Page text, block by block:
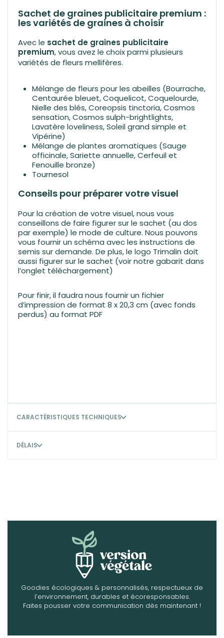
Sachet de graines publicitaire premium :
les variétés de graines à choisir
Avec le sachet de graines publicitaire
premium, vous avez le choix parmi plusieurs
variétés de fleurs mellifères.
Mélange de fleurs pour les abeilles (Bourrache,
Centaurée bleuet, Coquelicot, Coquelourde,
Nielle des blés, Coreopsis tinctoria, Cosmos
sensation, Cosmos sulph-brightlights,
Lavatère loveliness, Soleil grand simple et
Vipérine)
Mélange de plantes aromatiques (Sauge
officinale, Sariette annuelle, Cerfeuil et
Fenouille bronze)
Tournesol
Conseils pour préparer votre visuel
Pour la création de votre visuel, nous vous
conseillons de faire figurer sur le sachet (au dos
par exemple) le mode de culture. Nous pouvons
vous fournir un schéma avec les instructions de
semis sur demande. De plus, le logo Trimalin doit
aussi figurer sur le sachet (voir notre gabarit dans
l’onglet téléchargement)
Pour finir, il faudra nous fournir un fichier
d’impression de format 8 x 20,3 cm (avec fonds
perdus) au format PDF
CARACTÉRISTIQUES TECHNIQUES
DÉLAIS
Goodies écologiques & personnalisés, respectueux de
l’environnement, durables et écoresponsables.
Faites pousser votre communication dès maintenant !